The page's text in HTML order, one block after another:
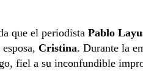
que el periodista Pablo
Cristina. Durante la
fiel a su inconfundible